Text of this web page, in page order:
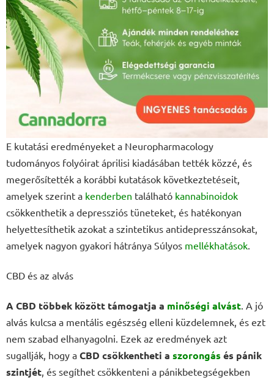
E kutatási eredményeket a Neuropharmacology
tudományos folyóirat áprilisi kiadásában tették közzé, és
megerősítették a korábbi kutatások következtetéseit,
amelyek szerint a kenderben található kannabinoidok
csökkenthetik a depressziós tüneteket, és hatékonyan
helyettesíthetik azokat a szintetikus antidepresszánsokat,
amelyek nagyon gyakori hátránya Súlyos mellékhatások.
CBD és az alvás
A CBD többek között támogatja a minőségi alvást. A jó
alvás kulcsa a mentális egészség elleni küzdelemnek, és ezt
nem szabad elhanyagolni. Ezek az eredmények azt
sugallják, hogy a CBD csökkentheti a szorongás és pánik
szintjét, és segíthet csökkenteni a pánikbetegségekben